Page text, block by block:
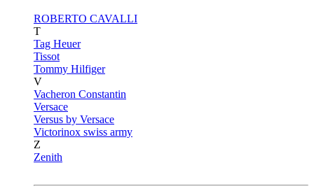
ROBERTO CAVALLI
T
Tag Heuer
Tissot
Tommy Hilfiger
V
Vacheron Constantin
Versace
Versus by Versace
Victorinox swiss army
Z
Zenith